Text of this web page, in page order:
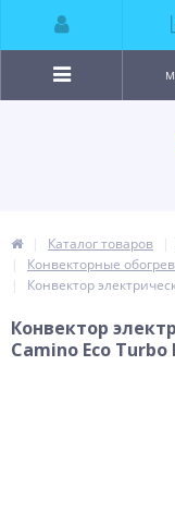
Каталог товаров
Конвекторные
Конвектор
Конвектор
Camino Eco Turbo